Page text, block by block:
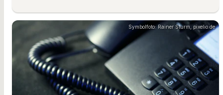
Symbolfoto: Rainer Sturm, pixelio.de